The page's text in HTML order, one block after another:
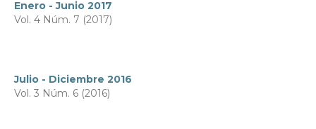
Enero - Junio 2017
Vol. 4 Núm. 7 (2017)
Julio - Diciembre 2016
Vol. 3 Núm. 6 (2016)